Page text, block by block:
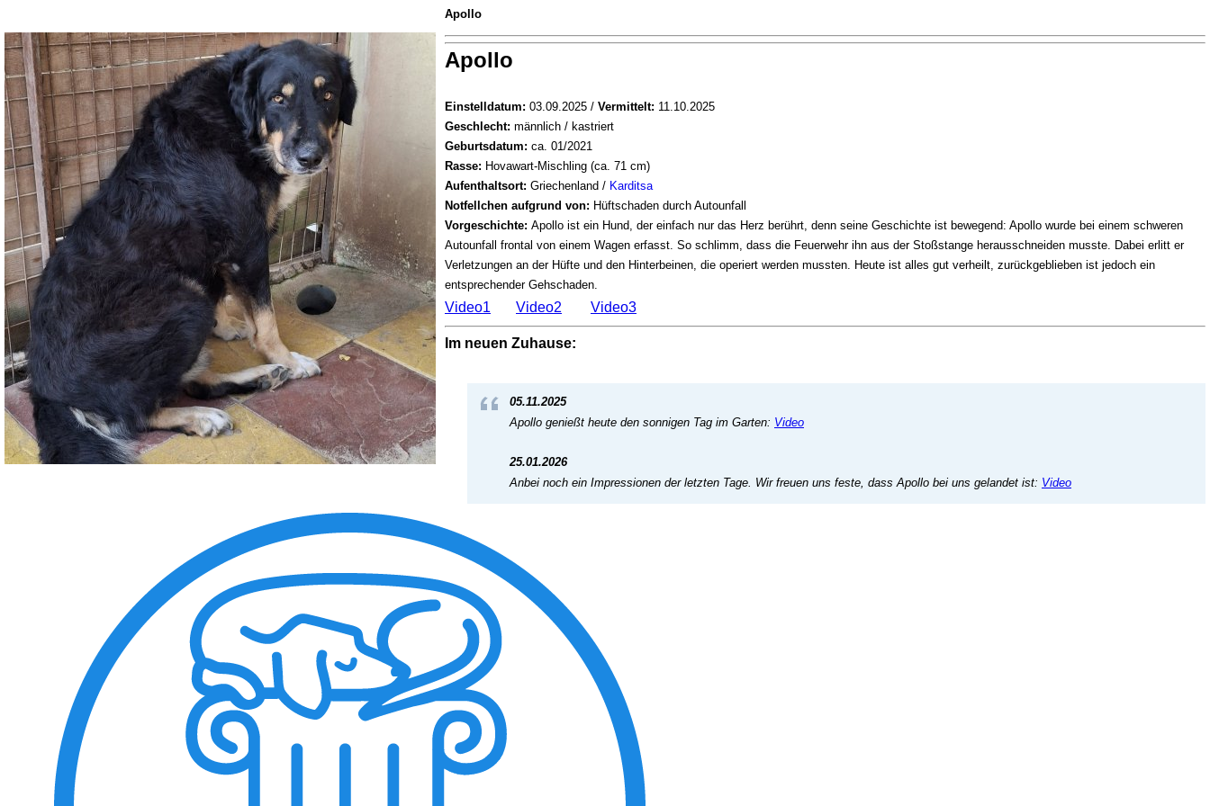
Apollo
Apollo
Einstelldatum: 03.09.2025 / Vermittelt: 11.10.2025
Geschlecht: männlich / kastriert
Geburtsdatum: ca. 01/2021
Rasse: Hovawart-Mischling (ca. 71 cm)
Aufenthaltsort: Griechenland / Karditsa
Notfellchen aufgrund von: Hüftschaden durch Autounfall
Vorgeschichte: Apollo ist ein Hund, der einfach nur das Herz berührt, denn seine Geschichte ist bewegend: Apollo wurde bei einem schweren
Autounfall frontal von einem Wagen erfasst. So schlimm, dass die Feuerwehr ihn aus der Stoßstange herausschneiden musste. Dabei erlitt er
Verletzungen an der Hüfte und den Hinterbeinen, die operiert werden mussten. Heute ist alles gut verheilt, zurückgeblieben ist jedoch ein
entsprechender Gehschaden.
Video1 Video2 Video3
Im neuen Zuhause:
05.11.2025
Apollo genießt heute den sonnigen Tag im Garten: Video
25.01.2026
Anbei noch ein Impressionen der letzten Tage. Wir freuen uns feste, dass Apollo bei uns gelandet ist: Video
View the embedded image gallery online at:
https://tiere-in-not-griechenland.de/component/phocagallery/29-vermittelt2025/detail/2956-apollo?
tmpl=component#sigProId284e33a233